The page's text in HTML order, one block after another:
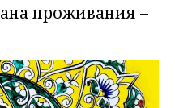
проживания –